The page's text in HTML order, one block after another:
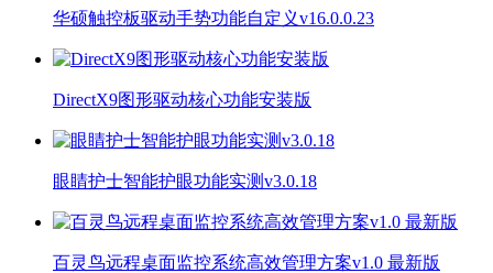
华硕触控板驱动手势功能自定义v16.0.0.23
DirectX9图形驱动核心功能安装版
眼睛护士智能护眼功能实测v3.0.18
百灵鸟远程桌面监控系统高效管理方案v1.0 最新版